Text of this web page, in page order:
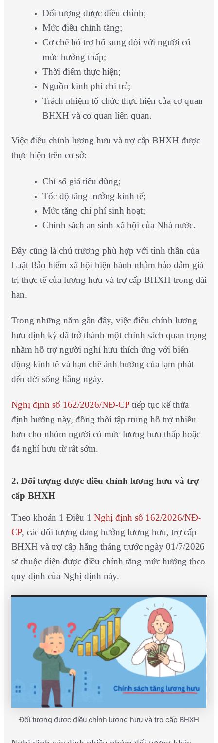
Đối tượng được điều chỉnh;
Mức điều chỉnh tăng;
Cơ chế hỗ trợ bổ sung đối với người có
mức hưởng thấp;
Thời điểm thực hiện;
Nguồn kinh phí chi trả;
Trách nhiệm tổ chức thực hiện của cơ quan
BHXH và cơ quan liên quan.
Việc điều chỉnh lương hưu và trợ cấp BHXH được
thực hiện trên cơ sở:
Chỉ số giá tiêu dùng;
Tốc độ tăng trưởng kinh tế;
Mức tăng chi phí sinh hoạt;
Chính sách an sinh xã hội của Nhà nước.
Đây cũng là chủ trương phù hợp với tinh thần của
Luật Bảo hiểm xã hội hiện hành nhằm bảo đảm giá
trị thực tế của lương hưu và trợ cấp BHXH trong dài
hạn.
Trong những năm gần đây, việc điều chỉnh lương
hưu định kỳ đã trở thành một chính sách quan trọng
nhằm hỗ trợ người nghỉ hưu thích ứng với biến
động kinh tế và hạn chế ảnh hưởng của lạm phát
đến đời sống hằng ngày.
Nghị định số 162/2026/NĐ-CPtiếp tục kế thừa
định hướng này, đồng thời tập trung hỗ trợ nhiều
hơn cho nhóm người có mức lương hưu thấp hoặc
đã nghỉ hưu từ rất sớm.
2. Đối tượng được điều chỉnh lương hưu và trợ
cấp BHXH
Theo khoản 1 Điều 1 Nghị định số 162/2026/NĐ-
CP, các đối tượng đang hưởng lương hưu, trợ cấp
BHXH và trợ cấp hằng tháng trước ngày 01/7/2026
sẽ thuộc diện được điều chỉnh tăng mức hưởng theo
quy định của Nghị định này.
Đối tượng được điều chỉnh lương hưu và trợ cấp BHXH